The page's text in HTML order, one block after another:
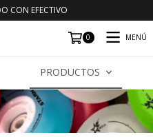
CON EFECTIVO
0 MENÚ
PRODUCTOS